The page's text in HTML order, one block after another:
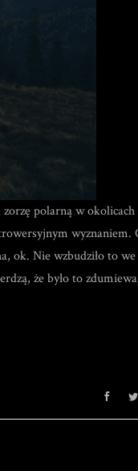
polarną w
wyznaniem.
ok. Nie wzbudziło to
że było to